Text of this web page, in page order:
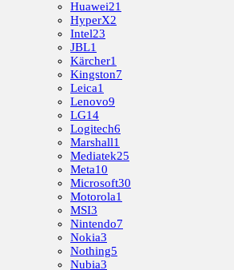
Huawei21
HyperX2
Intel23
JBL1
Kärcher1
Kingston7
Leica1
Lenovo9
LG14
Logitech6
Marshall1
Mediatek25
Meta10
Microsoft30
Motorola1
MSI3
Nintendo7
Nokia3
Nothing5
Nubia3